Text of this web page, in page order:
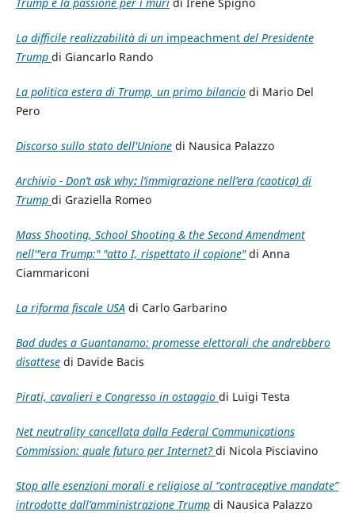
La difficile realizzabilità di un impeachmentdel Presidente
Trump di Giancarlo Rando
La politica estera di Trump, un primo bilancio di Mario Del
Pero
Discorso sullo stato dell'Unionedi Nausica Palazzo
Archivio - Don’t ask why:l’immigrazione nell’era (caotica) di
Trump di Graziella Romeo
Mass Shooting, School Shooting & the Second Amendment
nell'"era Trump:" "atto I, rispettato il copione"di Anna
Ciammariconi
La riforma fiscale USAdi Carlo Garbarino
Bad dudes a Guantanamo: promesse elettorali che andrebbero
disattesedi Davide Bacis
Pirati, cavalieri e Congresso in ostaggio di Luigi Testa
Net neutrality cancellata dalla Federal Communications
Commission: quale futuro per Internet?di Nicola Pisciavino
Stop alle esenzioni morali e religiose al “contraceptive mandate”
introdotte dall’amministrazione Trump di Nausica Palazzo